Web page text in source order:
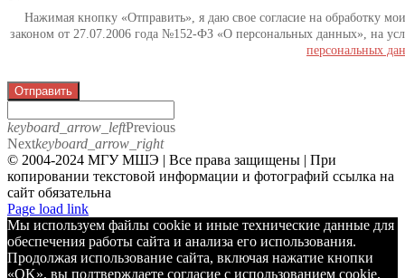
Нажимая кнопку «Отправить», я даю свое согласие на обработку
законом от 27.07.2006 года №152-ФЗ «О персональных данных», на
персональных
Отправить
keyboard_arrow_leftPrevious
Nextkeyboard_arrow_right
© 2004-2024 МГУ МШЭ | Все права защищены | При
копировании текстовой информации и фотографий ссылка на
сайт обязательна
Telegram
Page load link
Мы используем файлы cookie и иные технические данные для
обеспечения работы сайта и анализа его использования.
Продолжая использование сайта, включая нажатие кнопки
«OK», вы подтверждаете согласие с использованием cookie.